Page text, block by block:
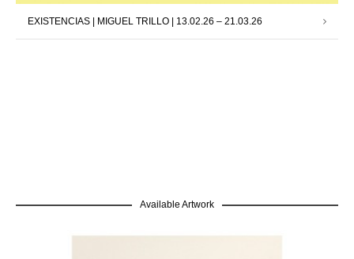
EXISTENCIAS | MIGUEL TRILLO | 13.02.26 – 21.03.26
Available Artwork